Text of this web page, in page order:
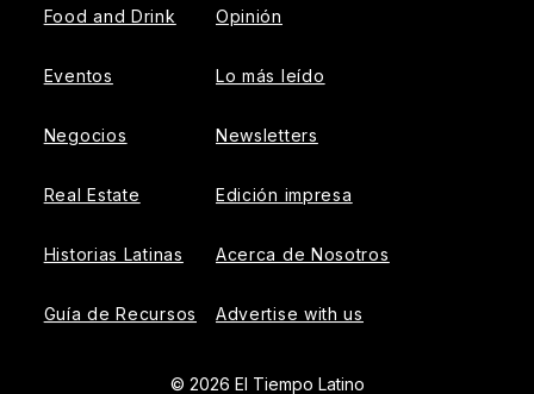
Food and Drink
Eventos
Negocios
Real Estate
Historias Latinas
Guía de Recursos
Opinión
Lo más leído
Newsletters
Edición impresa
Acerca de Nosotros
Advertise with us
© 2026 El Tiempo Latino